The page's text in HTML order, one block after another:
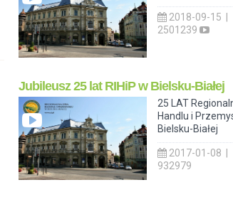
2018-09-15 |
2501239
Jubileusz 25 lat RIHiP w Bielsku-Białej
25 LAT
Handlu i
Bielsku-Białej
2017-01-08 |
932979